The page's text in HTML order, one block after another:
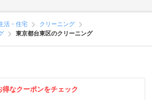
活・住宅
クリーニング
東京都台東区のクリーニング
得なクーポンをチェック